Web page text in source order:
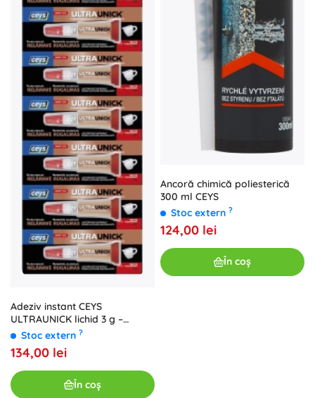
Adeziv instant CEYS
ULTRAUNICK lichid 3 g –
blister 10 buc.
Stoc extern ?
134,00 lei
În coș
Ancoră chimică poliesterică
300 ml CEYS
Stoc extern ?
124,00 lei
În coș